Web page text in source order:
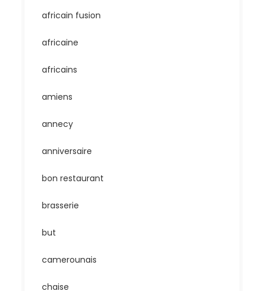
africain fusion
africaine
africains
amiens
annecy
anniversaire
bon restaurant
brasserie
but
camerounais
chaise